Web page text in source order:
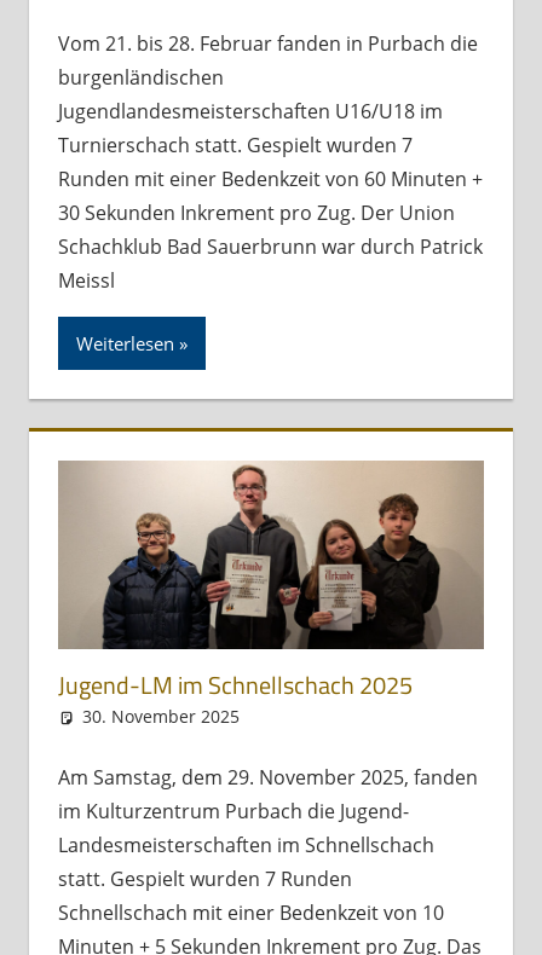
Vom 21. bis 28. Februar fanden in Purbach die
burgenländischen
Jugendlandesmeisterschaften U16/U18 im
Turnierschach statt. Gespielt wurden 7
Runden mit einer Bedenkzeit von 60 Minuten +
30 Sekunden Inkrement pro Zug. Der Union
Schachklub Bad Sauerbrunn war durch Patrick
Meissl
Weiterlesen
Jugend-LM im Schnellschach 2025
30. November 2025
Am Samstag, dem 29. November 2025, fanden
im Kulturzentrum Purbach die Jugend-
Landesmeisterschaften im Schnellschach
statt. Gespielt wurden 7 Runden
Schnellschach mit einer Bedenkzeit von 10
Minuten + 5 Sekunden Inkrement pro Zug. Das